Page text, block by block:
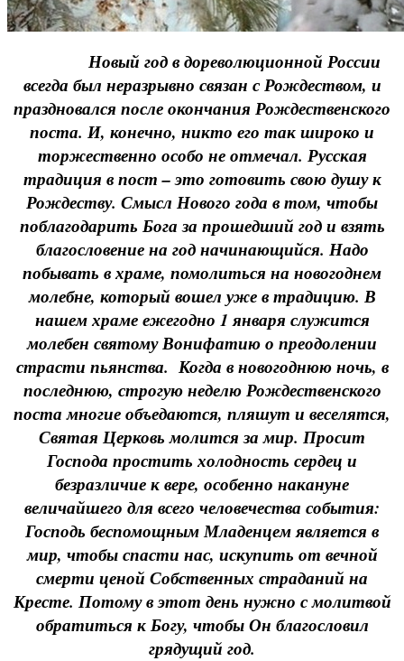
Новый год в дореволюционной России
всегда был неразрывно связан с Рождеством, и
праздновался после окончания Рождественского
поста. И, конечно, никто его так широко и
торжественно особо не отмечал. Русская
традиция в пост – это готовить свою душу к
Рождеству. Смысл Нового года в том, чтобы
поблагодарить Бога за прошедший год и взять
благословение на год начинающийся. Надо
побывать в храме, помолиться на новогоднем
молебне, который вошел уже в традицию. В
нашем храме ежегодно 1 января служится
молебен святому Вонифатию о преодолении
страсти пьянства. Когда в новогоднюю ночь, в
последнюю, строгую неделю Рождественского
поста многие объедаются, пляшут и веселятся,
Святая Церковь молится за мир. Просит
Господа простить холодность сердец и
безразличие к вере, особенно накануне
величайшего для всего человечества события:
Господь беспомощным Младенцем является в
мир, чтобы спасти нас, искупить от вечной
смерти ценой Собственных страданий на
Кресте. Потому в этот день нужно с молитвой
обратиться к Богу, чтобы Он благословил
грядущий год.